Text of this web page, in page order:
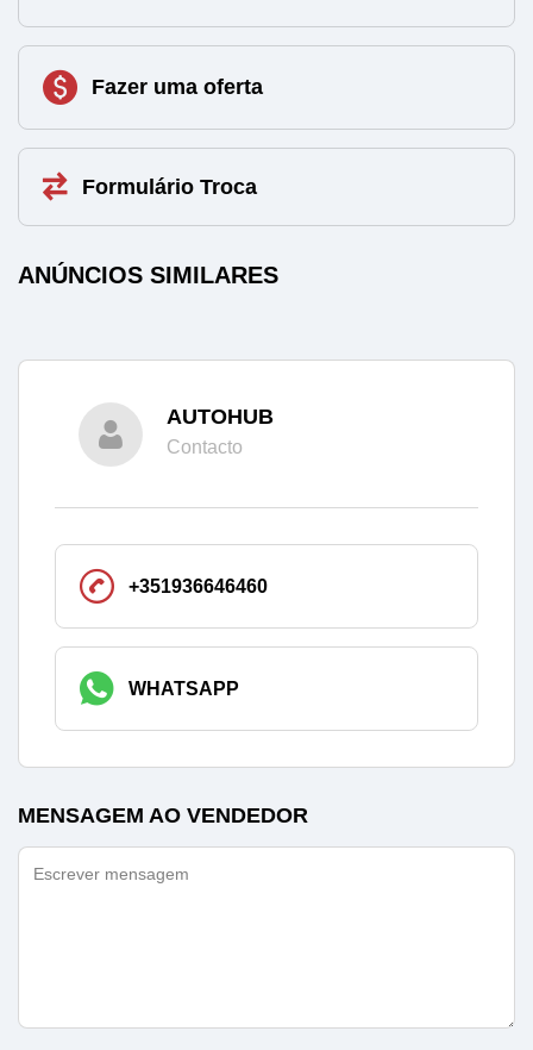
Fazer uma oferta
Formulário Troca
ANÚNCIOS SIMILARES
AUTOHUB
Contacto
+351936646460
WHATSAPP
MENSAGEM AO VENDEDOR